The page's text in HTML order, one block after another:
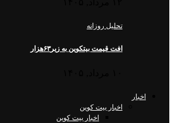
تحلیل روزانه
افت قیمت بیتکوین به زیر۶۳هزار
اخبار
اخبار بیت کوین
اخبار بیت کوین